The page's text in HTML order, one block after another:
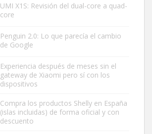
UMI X1S: Revisión del dual-core a quad-
core
Penguin 2.0: Lo que parecía el cambio
de Google
Experiencia después de meses sin el
gateway de Xiaomi pero sí con los
dispositivos
Compra los productos Shelly en España
(islas incluidas) de forma oficial y con
descuento